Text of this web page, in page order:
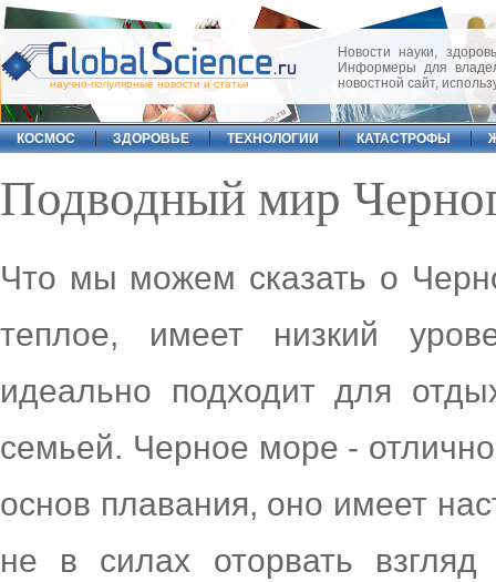
научно-популярные новости и статьи
Новости науки,
Информеры для
новостной сайт,
КОСМОС ЗДОРОВЬЕ ТЕХНОЛОГИИ КАТАСТРОФЫ
Подводный мир
Что мы можем сказать о
теплое, имеет низкий
идеально подходит для
семьей. Черное море -
основ плавания, оно имеет
не в силах оторвать